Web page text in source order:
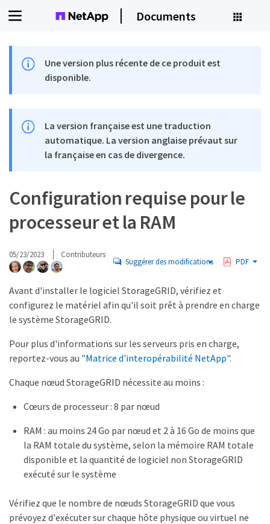
Documents
Une version plus récente de ce produit est
disponible.
La version française est une traduction
automatique. La version anglaise prévaut sur
la française en cas de divergence.
Configuration requise pour le
processeur et la RAM
05/23/2023 Contributeurs
Suggérer des modifications PDF
Avant d'installer le logiciel StorageGRID, vérifiez et
configurez le matériel afin qu'il soit prêt à prendre en charge
le système StorageGRID.
Pour plus d'informations sur les serveurs pris en charge,
reportez-vous au "Matrice d'interopérabilité NetApp".
Chaque nœud StorageGRID nécessite au moins :
Cœurs de processeur : 8 par nœud
RAM : au moins 24 Go par nœud et 2 à 16 Go de moins que
la RAM totale du système, selon la mémoire RAM totale
disponible et la quantité de logiciel non StorageGRID
exécuté sur le système
Vérifiez que le nombre de nœuds StorageGRID que vous
prévoyez d'exécuter sur chaque hôte physique ou virtuel ne